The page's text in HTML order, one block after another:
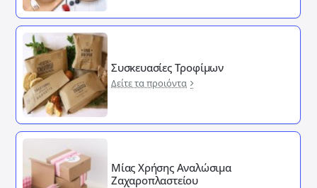
Συσκευασίες Τροφίμων
Δείτε τα προιόντα
Μίας Χρήσης Αναλώσιμα
Ζαχαροπλαστείου